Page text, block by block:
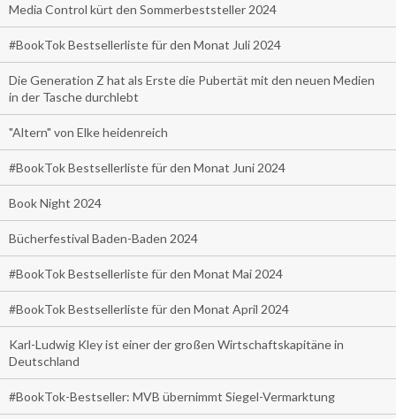
Media Control kürt den Sommerbeststeller 2024
#BookTok Bestsellerliste für den Monat Juli 2024
Die Generation Z hat als Erste die Pubertät mit den neuen Medien
in der Tasche durchlebt
"Altern" von Elke heidenreich
#BookTok Bestsellerliste für den Monat Juni 2024
Book Night 2024
Bücherfestival Baden-Baden 2024
#BookTok Bestsellerliste für den Monat Mai 2024
#BookTok Bestsellerliste für den Monat April 2024
Karl-Ludwig Kley ist einer der großen Wirtschaftskapitäne in
Deutschland
#BookTok-Bestseller: MVB übernimmt Siegel-Vermarktung